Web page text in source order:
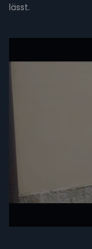
lässt.